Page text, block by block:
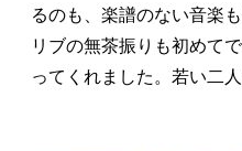
るのも、楽譜のない音楽
リブの無茶振りも初めて
ってくれました。若い二人